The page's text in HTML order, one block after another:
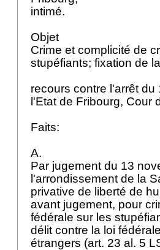
intimé.
Objet
Crime et complicité de
stupéfiants; fixation de
recours contre l'arrêt
l'Etat de Fribourg, Cour
Faits:
A.
Par jugement du 13
l'arrondissement de la
privative de liberté de
avant jugement, pour
fédérale sur les
délit contre la loi
étrangers (art. 23 al. 5